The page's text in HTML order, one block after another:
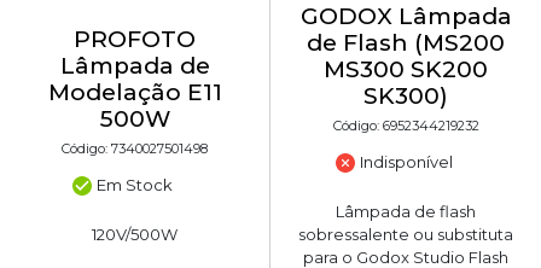
PROFOTO
Lâmpada de
Modelação E11
500W
Código: 7340027501498
Em Stock
120V/500W
GODOX Lâmpada
de Flash (MS200
MS300 SK200
SK300)
Código: 6952344219232
Indisponível
Lâmpada de flash
sobressalente ou substituta
para o Godox Studio Flash